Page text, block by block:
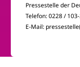
Pressestelle der
Telefon: 0228 /
E-Mail: